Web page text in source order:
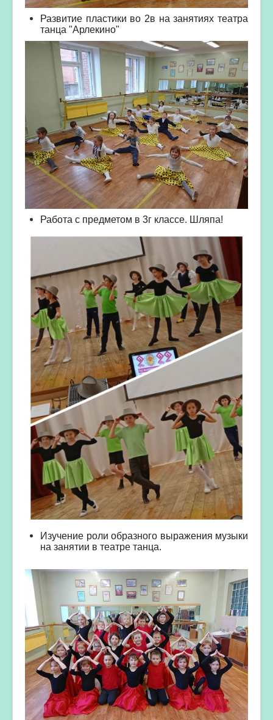
Развитие пластики во 2в на занятиях театра
танца "Арлекино"
Работа с предметом в 3г классе. Шляпа!
Изучение роли образного выражения музыки
на занятии в театре танца.